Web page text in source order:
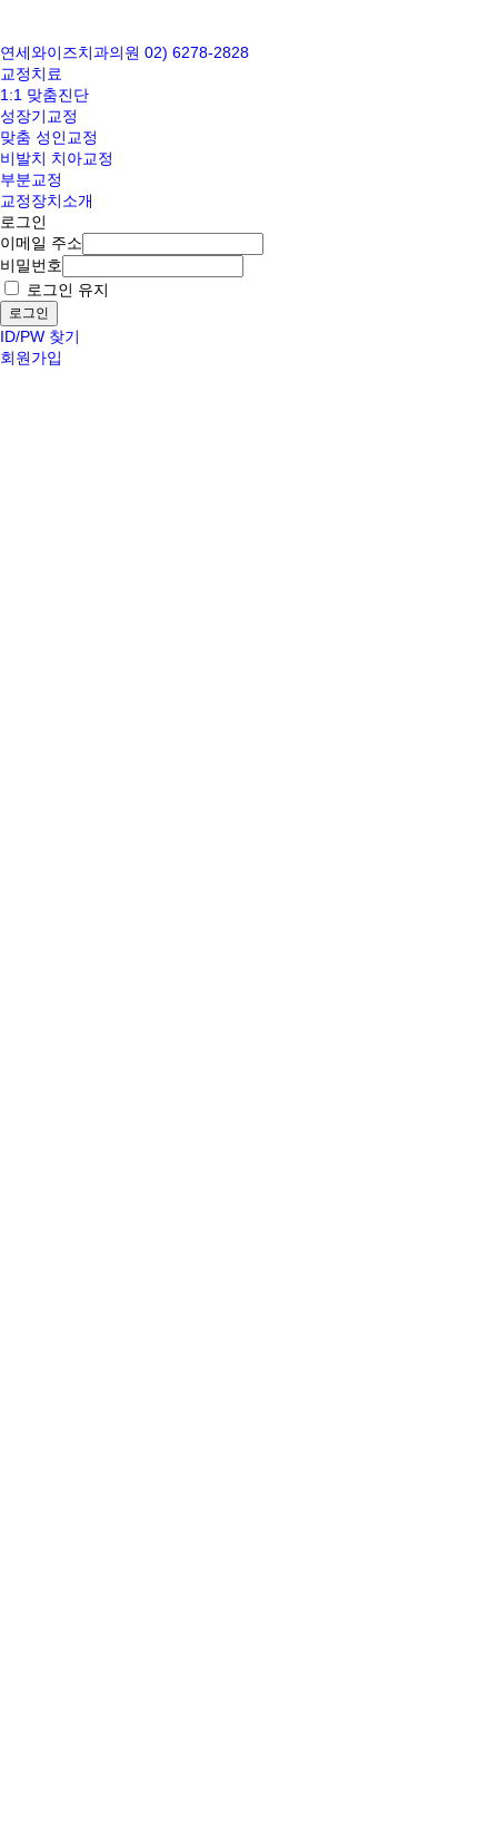
연세와이즈치과의원 02) 6278-2828
교정치료
1:1 맞춤진단
성장기교정
맞춤 성인교정
비발치 치아교정
부분교정
교정장치소개
로그인
이메일 주소
비밀번호
로그인 유지
로그인
ID/PW 찾기
회원가입